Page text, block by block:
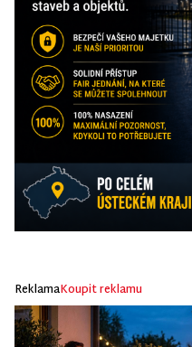
ReklamaKoupit reklamu